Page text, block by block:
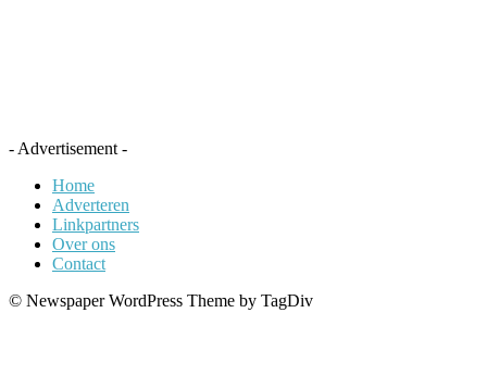
- Advertisement -
Home
Adverteren
Linkpartners
Over ons
Contact
© Newspaper WordPress Theme by TagDiv